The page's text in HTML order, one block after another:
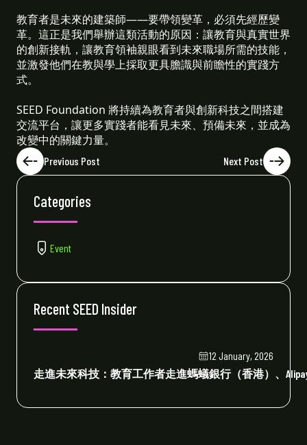
教育者是未來的建築師——要帶領變革，必須先經歷變
革。這正是我們舉辦這類活動的原因：讓教育與真實世界
的創新接軌，讓教育領袖親眼看到未來職場所需的技能，
並激發他們在教與學上採取更具膽識與前瞻性的實踐方
式。
SEED Foundation 將持續為教育者與創新科技之間搭建
交流平台，讓更多實踐者能看見未來、預備未來，並成為
改變中的關鍵力量。
Previous Post Next Post
Categories
Event
Recent SEED Insider
12 January, 2026
走進未來科技：教育工作者走進螞蟻銀行（香港）、